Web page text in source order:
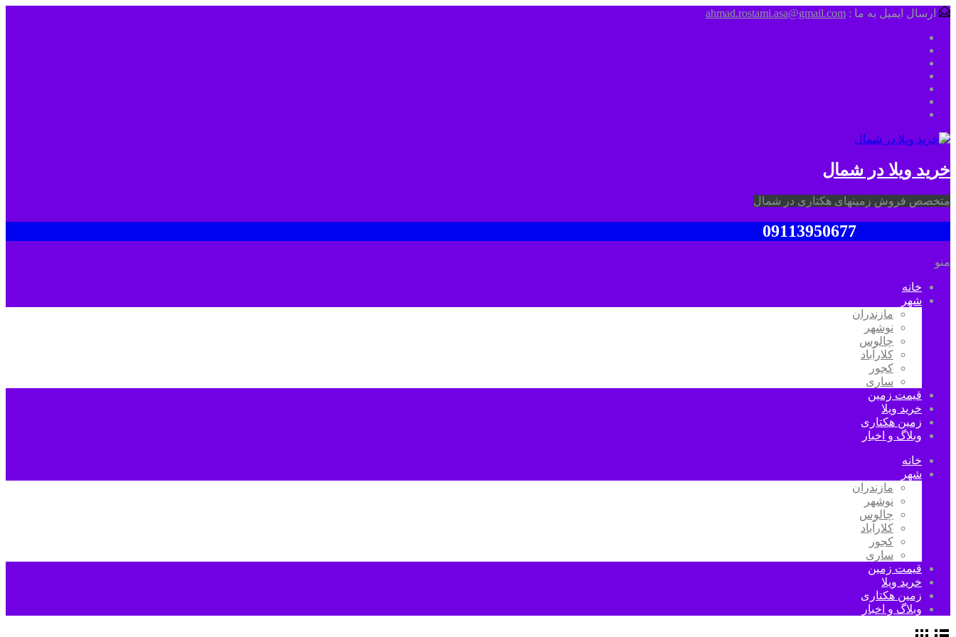
ارسال ایمیل به ما : ahmad.rostami.asa@gmail.com
خرید ویلا در شمال
متخصص فروش زمینهای هکتاری در شمال
09113950677
منو
خانه
شهر
مازندران
نوشهر
چالوس
کلارآباد
کجور
ساری
قیمت زمین
خرید ویلا
زمین هکتاری
وبلاگ و اخبار
خانه
شهر
مازندران
نوشهر
چالوس
کلارآباد
کجور
ساری
قیمت زمین
خرید ویلا
زمین هکتاری
وبلاگ و اخبار